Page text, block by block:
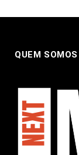
QUEM SOMOS